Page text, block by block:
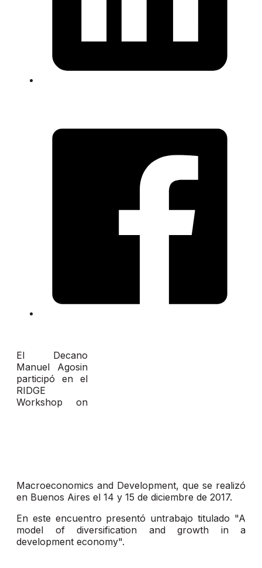
El Decano
Manuel Agosin
participó en el
RIDGE
Workshop on
Macroeconomics and Development, que se realizó
en Buenos Aires el 14 y 15 de diciembre de 2017.
En este encuentro presentó untrabajo titulado "A
model of diversification and growth in a
development economy".